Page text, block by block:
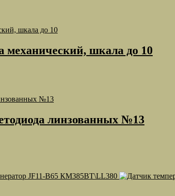
механический, шкала до 10
линзованных №13
JF11-B65 КМ385ВТ\LL380